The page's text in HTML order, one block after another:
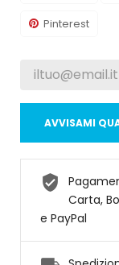
Pinterest
AVVISAMI
Carta,
e PayPal